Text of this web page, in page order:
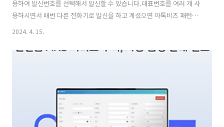
용하여 발신번호를 선택해서 발신할 수 있습니다.대표번호를 여러 개 사
용하시면서 매번 다른 전화기로 발신을 하고 계셨으면 아톡비즈 패턴발
신 서비스로 여러 개의 대표번호를 하나의 전화기로 연결할 수 있으며,
무실 전화 솔루션 '아톡비즈' 사용하시는 회사 대표번호별로 숫자로 패턴
는 회사 대표번호별 전화기 없이 상담원 전화기에서 선택발신■ 상담원
용 전화기 모두 적용 가능 아톡비즈 패턴발신 서비스 사전에 지정된 패턴
(대표번호)을 입력 ..
2024. 4. 15.